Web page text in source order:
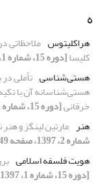
ه
هراکلیتوس
کلیسا[دوره 15، شماره 1، 1397، صفحه 5-23]
هستی‌شناسی تأملی
هستی‌شناسانه آن با
خرقانی[دوره 15، شماره 1، 1397، صفحه 5-25]
هنر مارتین لینگز و
شماره 2، 1397، صفحه 149-159]
هویت فلسفه اسلامی
[دوره 15، شماره 1، 1397، صفحه 127-150]